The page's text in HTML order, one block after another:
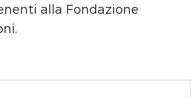
alla Fondazione